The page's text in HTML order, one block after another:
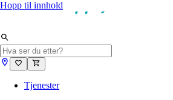
Hopp til innhold
Tjenester